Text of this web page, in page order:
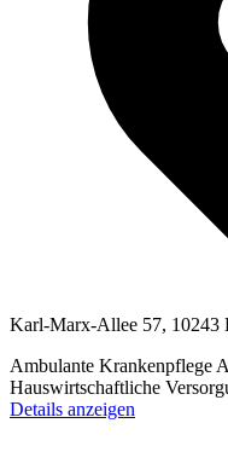
Karl-Marx-Allee 57, 10243
Ambulante Krankenpflege
Hauswirtschaftliche
Details anzeigen